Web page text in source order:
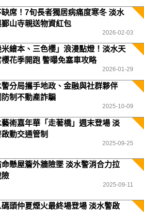
缺席！7旬長者獨居病痛度寒冬 淡水
山寺親送物資紅包
2026-02-03
米繪本、三色櫻」浪漫點燈！淡水天
櫻花季開跑 警曝免塞車攻略
2026-01-29
分局攜手地政、金融與社群夥伴
制不動產詐騙
2025-10-09
術嘉年華「走著橋」週末登場 淡
動交通管制
2025-09-25
懸屋簷外牆險墜 淡水警消合力拉
險
2025-09-11
頭仲夏煙火最終場登場 淡水警啟